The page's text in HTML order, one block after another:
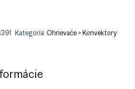
Kategória:Ohrievače > Konvektory